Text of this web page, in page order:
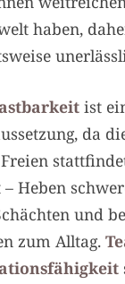
haben,
ist
da
Heben
und
zum Alltag.